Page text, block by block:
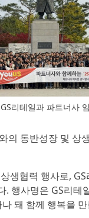
리테일과 파트너사
의 동반성장 및 상
생협력 행사로,
행사명은 GS리테
돼 함께 행복을